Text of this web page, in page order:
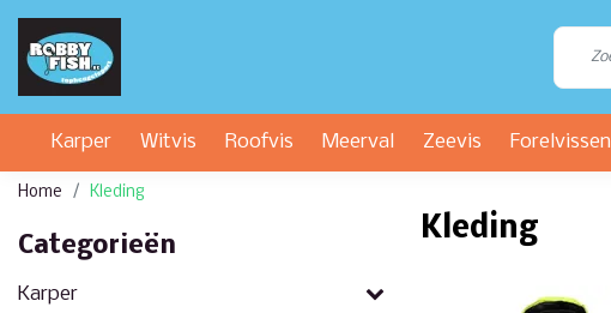
Karper Witvis Roofvis Meerval Zeevis Forelvissen
Home Kleding
Categorieën
Karper
Kleding